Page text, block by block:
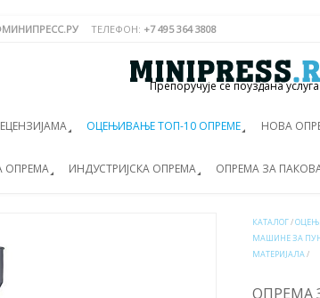
ТЕЛЕФОН: +7 495 364 3808
Препоручује се поуздана услуга
ОЦЕЊИВАЊЕ ТОП-10 ОПРЕМЕ НОВА
ОПРЕМА ИНДУСТРИЈСКА ОПРЕМА ОПРЕМА ЗА
КАТАЛОГ/
МАШИНЕ ЗА
МАТЕРИЈАЛА/
ОПРЕМА